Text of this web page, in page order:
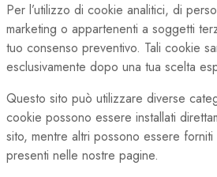
Per l’utilizzo di cookie analitici, di
marketing o appartenenti a soggetti
tuo consenso preventivo. Tali cookie
esclusivamente dopo una tua scelta
Questo sito può utilizzare diverse
cookie possono essere installati
sito, mentre altri possono essere
presenti nelle nostre pagine.